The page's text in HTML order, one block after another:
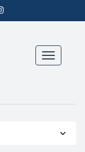
Toggle